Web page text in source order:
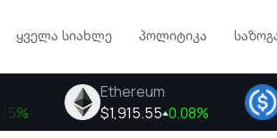
ყველა სიახლე პოლიტიკა